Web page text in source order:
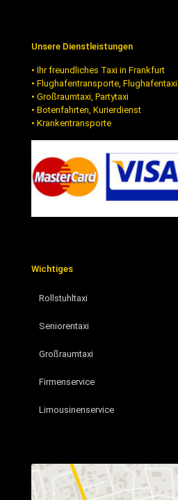
Unsere Dienstleistungen
• Ihr freundliches Taxi in Frankfurt
• Flughafentransporte, Flughafentaxi
• Großraumtaxi, Partytaxi
• Botenfahrten, Kurierdienst
• Krankentransporte
Wichtiges
Rollstuhltaxi
Seniorentaxi
Großraumtaxi
Firmenservice
Limousinenservice